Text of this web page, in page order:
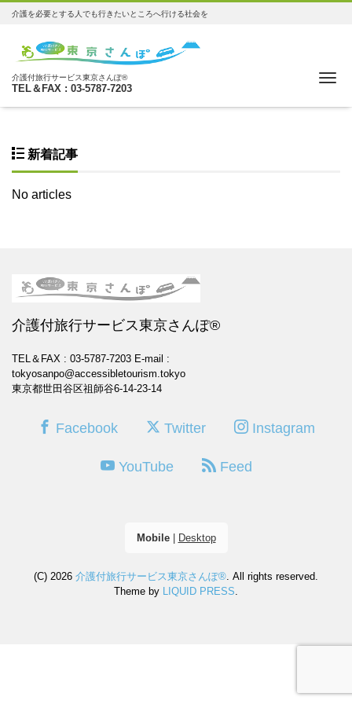
介護を必要とする人でも行きたいところへ行ける社会を
介護付旅行サービス東京さんぽ®
TEL＆FAX : 03-5787-7203
新着記事
No articles
介護付旅行サービス東京さんぽ®
TEL＆FAX : 03-5787-7203 E-mail :
tokyosanpo@accessibletourism.tokyo
東京都世田谷区祖師谷6-14-23-14
Facebook Twitter Instagram
YouTube Feed
Mobile| Desktop
(C) 2026 介護付旅行サービス東京さんぽ®. All rights reserved.
Theme by LIQUID PRESS.